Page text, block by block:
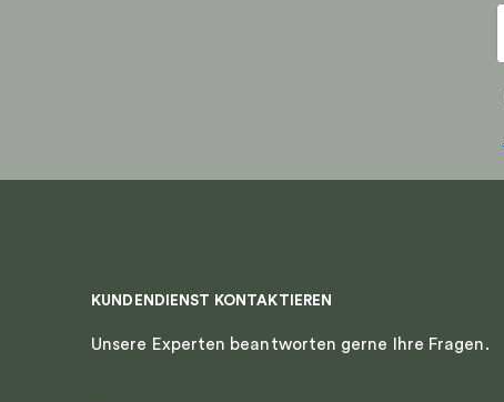
KUNDENDIENST KONTAKTIEREN
Unsere Experten beantworten gerne Ihre Fragen.